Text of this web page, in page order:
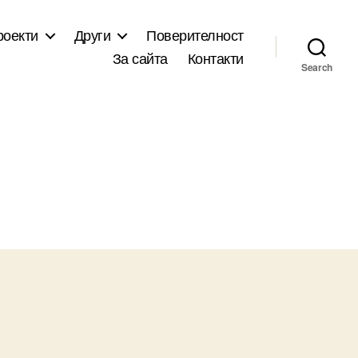
Други
Поверителност
За сайта
Контакти Search